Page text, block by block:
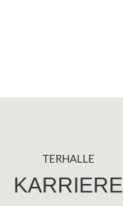
TERHALLE
KARRIERE